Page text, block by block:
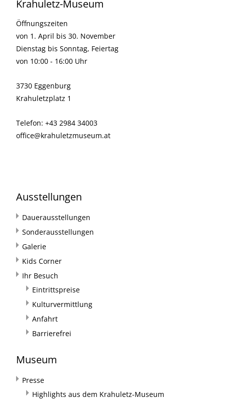
Krahuletz-Museum
Öffnungszeiten
von 1. April bis 30. November
Dienstag bis Sonntag, Feiertag
von 10:00 - 16:00 Uhr
3730 Eggenburg
Krahuletzplatz 1
Telefon: +43 2984 34003
office@krahuletzmuseum.at
Ausstellungen
Dauerausstellungen
Sonderausstellungen
Galerie
Kids Corner
Ihr Besuch
Eintrittspreise
Kulturvermittlung
Anfahrt
Barrierefrei
Museum
Presse
Highlights aus dem Krahuletz-Museum